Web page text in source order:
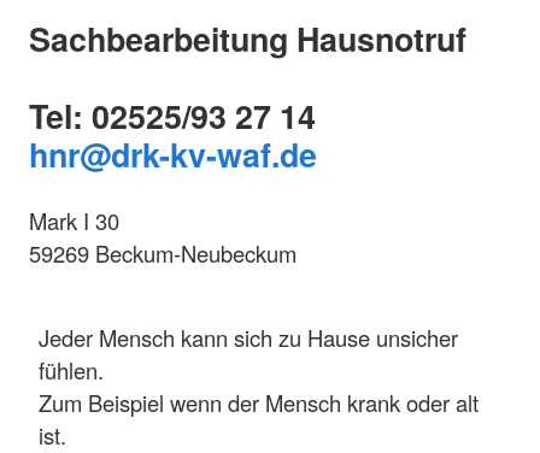
Sachbearbeitung Hausnotruf
Tel: 02525/93 27 14
hnr@drk-kv-waf.de
Mark I 30
59269 Beckum-Neubeckum
Jeder Mensch kann sich zu Hause unsicher
fühlen.
Zum Beispiel wenn der Mensch krank oder alt
ist.